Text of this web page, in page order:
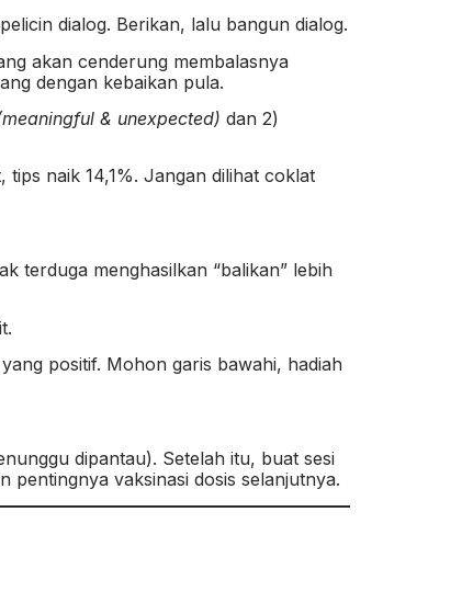
dialog. Berikan, lalu bangun dialog.
akan cenderung membalasnya
dengan kebaikan pula.
& unexpected) dan 2)
naik 14,1%. Jangan dilihat coklat
terduga menghasilkan “balikan” lebih
positif. Mohon garis bawahi, hadiah
dipantau). Setelah itu, buat sesi
pentingnya vaksinasi dosis selanjutnya.